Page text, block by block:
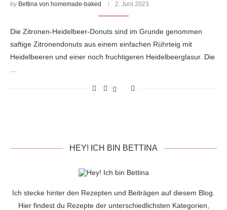
by Bettina von homemade-baked 2. Juni 2023
Die Zitronen-Heidelbeer-Donuts sind im Grunde genommen
saftige Zitronendonuts aus einem einfachen Rührteig mit
Heidelbeeren und einer noch fruchtigeren Heidelbeerglasur. Die
HEY! ICH BIN BETTINA
Ich stecke hinter den Rezepten und Beiträgen auf diesem Blog.
Hier findest du Rezepte der unterschiedlichsten Kategorien,